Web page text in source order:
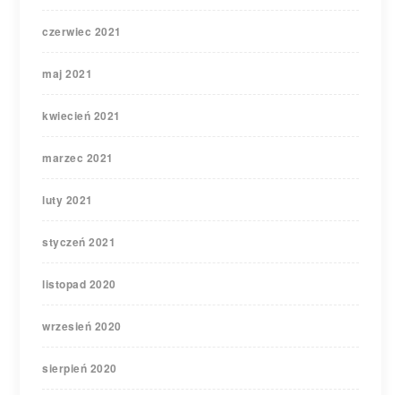
czerwiec 2021
maj 2021
kwiecień 2021
marzec 2021
luty 2021
styczeń 2021
listopad 2020
wrzesień 2020
sierpień 2020